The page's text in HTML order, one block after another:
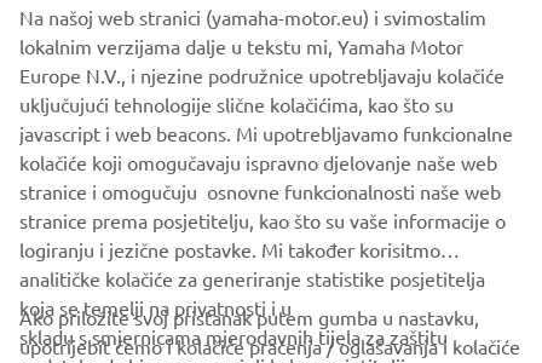
This Riding School was created by Luca Pedersoli (rider in
Italian Superbike Championship and tester) in 2005 and
has since become the leading school to offer customers
courses to suit their personal level. Further information is
provided on their website.
GO TO WEBSITE
CORPORATE
Na našoj web stranici (yamaha-motor.eu) i svimostalim
lokalnim verzijama dalje u tekstu mi, Yamaha Motor
Europe N.V., i njezine podružnice upotrebljavaju kolačiće
uključujući tehnologije slične kolačićima, kao što su
javascript i web beacons. Mi upotrebljavamo funkcionalne
kolačiće koji omogučavaju ispravno djelovanje naše web
stranice i omogučuju osnovne funkcionalnosti naše web
stranice prema posjetitelju, kao što su vaše informacije o
logiranju i jezične postavke. Mi također korisitmo
analitičke kolačiće za generiranje statistike posjetitelja
koja se temelji na privatnosti i u
skladu s smjernicama mjerodavnih tijela za zaštitu
Ako priložite svoj pristanak putem gumba u nastavku,
upotrijebit ćemo i kolačiće praćenja / oglašavanja i kolačiće